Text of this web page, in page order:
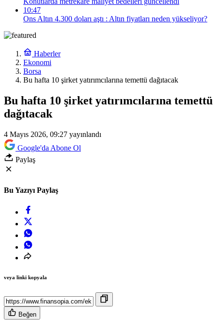
10:47
Ons Altın 4.300 doları aştı : Altın fiyatları neden yükseliyor?
Haberler
Ekonomi
Borsa
Bu hafta 10 şirket yatırımcılarına temettü dağıtacak
Bu hafta 10 şirket yatırımcılarına temettü
dağıtacak
4 Mayıs 2026, 09:27 yayınlandı
Google'da Abone Ol
Paylaş
Bu Yazıyı Paylaş
veya linki kopyala
Beğen